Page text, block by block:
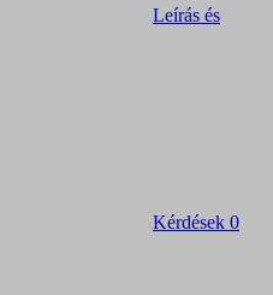
Leírás és
Kérdések 0